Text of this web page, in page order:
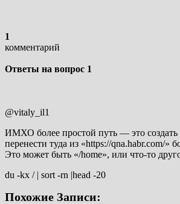
1
комментарий
Ответы на вопрос 1
@vitaly_il1
ИМХО более простой путь — это создать
перенести туда из «https://qna.habr.com/»
Это может быть «/home», или что-то
du -kx / | sort -rn |head -20
Похожие Записи: